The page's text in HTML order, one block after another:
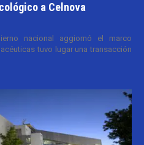
a Celnova
nacional aggiornó el marco
tuvo lugar una transacción